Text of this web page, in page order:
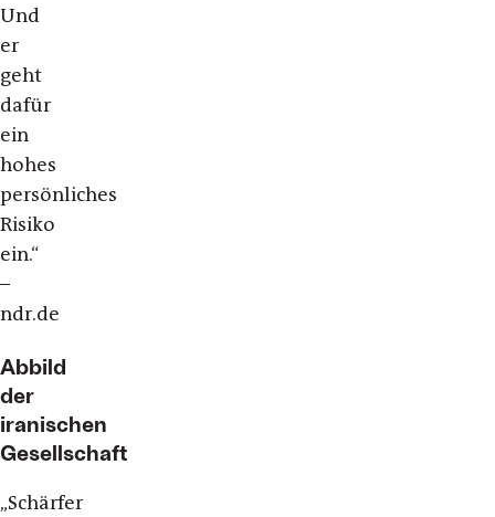
Und
er
geht
dafür
ein
hohes
persönliches
Risiko
ein.“
–
ndr.de
Abbild
der
iranischen
Gesellschaft
„Schärfer